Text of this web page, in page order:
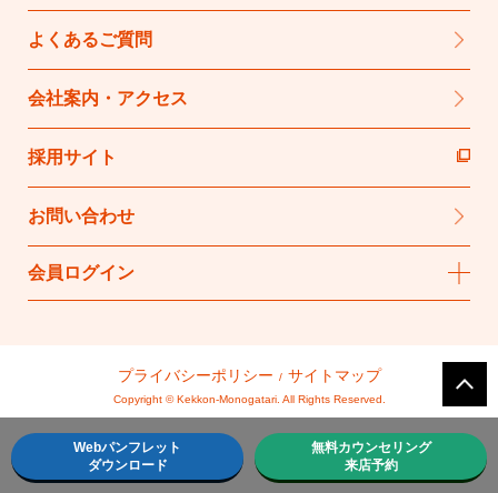
Webパンフレット
ダウンロード
無料カウンセリング
来店予約
よくあるご質問
会社案内・アクセス
採用サイト
お問い合わせ
会員ログイン
プライバシーポリシー サイトマップ
Copyright © Kekkon-Monogatari. All Rights Reserved.